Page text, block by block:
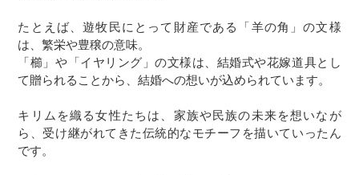
たとえば、遊牧民にとって財産である「羊の角」の文様
は、繁栄や豊穣の意味。
「櫛」や「イヤリング」の文様は、結婚式や花嫁道具とし
て贈られることから、結婚への想いが込められています。
キリムを織る女性たちは、家族や民族の未来を想いなが
ら、受け継がれてきた伝統的なモチーフを描いていったん
です。